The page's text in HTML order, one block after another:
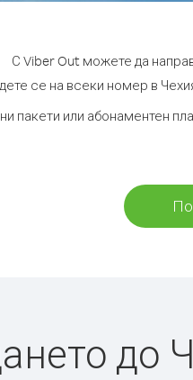
С Viber Out можете да
се на всеки номер в
пакети или абонаментен
до